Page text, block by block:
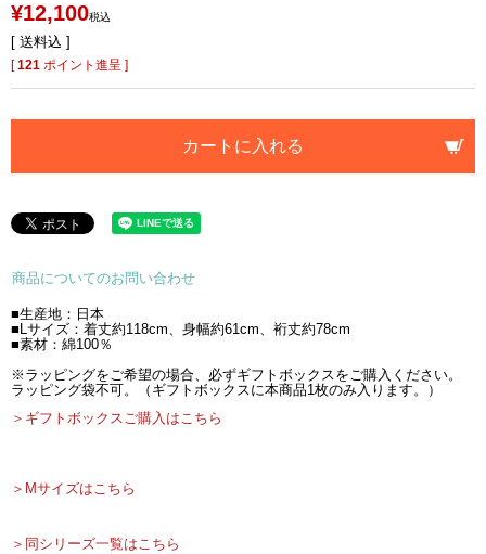
¥12,100税込
送料込
[121 ポイント進呈 ]
カートに入れる
商品についてのお問い合わせ
■生産地：日本
■Lサイズ：着丈約118cm、身幅約61cm、裄丈約78cm
■素材：綿100％
※ラッピングをご希望の場合、必ずギフトボックスをご購入ください。
ラッピング袋不可。（ギフトボックスに本商品1枚のみ入ります。）
＞ギフトボックスご購入はこちら
＞Mサイズはこちら
＞同シリーズ一覧はこちら